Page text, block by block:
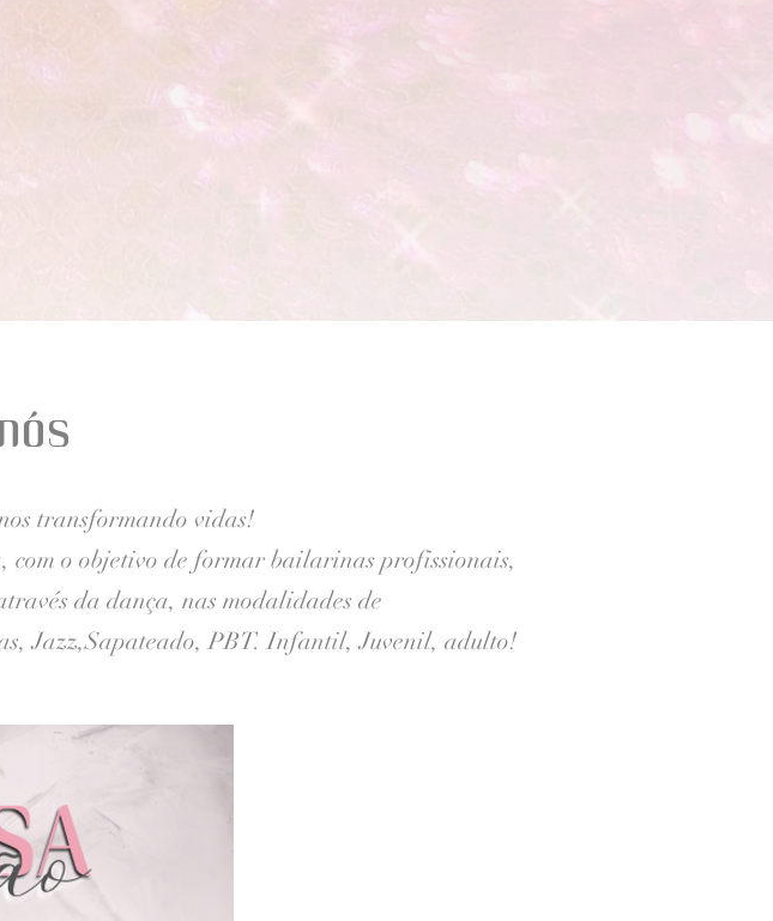
transformando vidas!
o objetivo de formar bailarinas profissionais,
da dança, nas modalidades de
Jazz,Sapateado, PBT. Infantil, Juvenil, adulto!